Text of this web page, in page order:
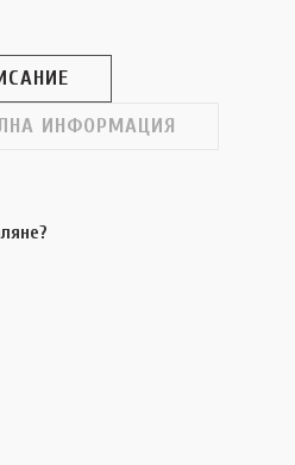
ИНФОРМАЦИЯ